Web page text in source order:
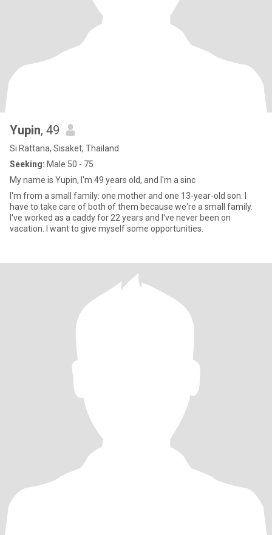
Yupin, 49
Si Rattana, Sisaket, Thailand
Seeking: Male 50 - 75
My name is Yupin, I'm 49 years old, and I'm a sinc
I'm from a small family: one mother and one 13-year-old son. I
have to take care of both of them because we're a small family.
I've worked as a caddy for 22 years and I've never been on
vacation. I want to give myself some opportunities.